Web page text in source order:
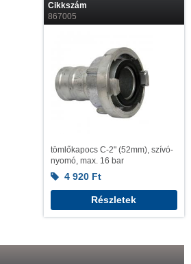
Cikkszám
867005
tömlőkapocs C-2" (52mm), szívó-
nyomó, max. 16 bar
4 920 Ft
Részletek